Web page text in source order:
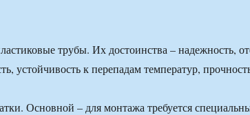
трубы. Их достоинства – надежность,
устойчивость к перепадам температур,
Основной – для монтажа требуется